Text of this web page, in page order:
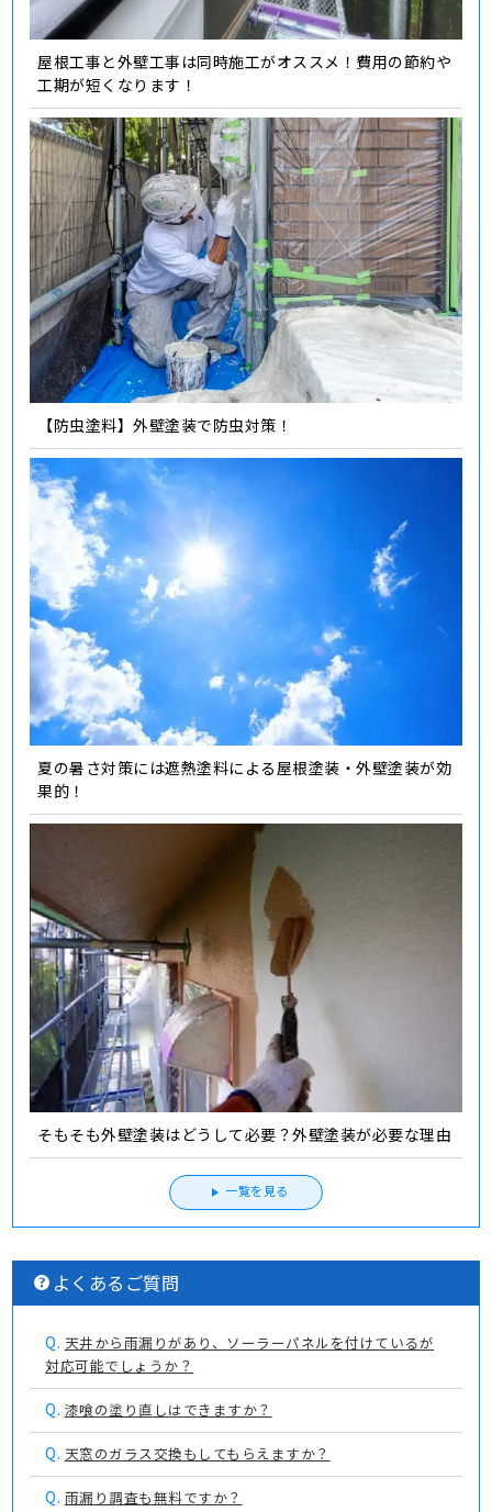
屋根工事と外壁工事は同時施工がオススメ！費用の節約や
工期が短くなります！
【防虫塗料】外壁塗装で防虫対策！
夏の暑さ対策には遮熱塗料による屋根塗装・外壁塗装が効
果的！
そもそも外壁塗装はどうして必要？外壁塗装が必要な理由
一覧を見る
よくあるご質問
Q. 天井から雨漏りがあり、ソーラーパネルを付けているが
対応可能でしょうか？
Q. 漆喰の塗り直しはできますか？
Q. 天窓のガラス交換もしてもらえますか？
Q. 雨漏り調査も無料ですか？